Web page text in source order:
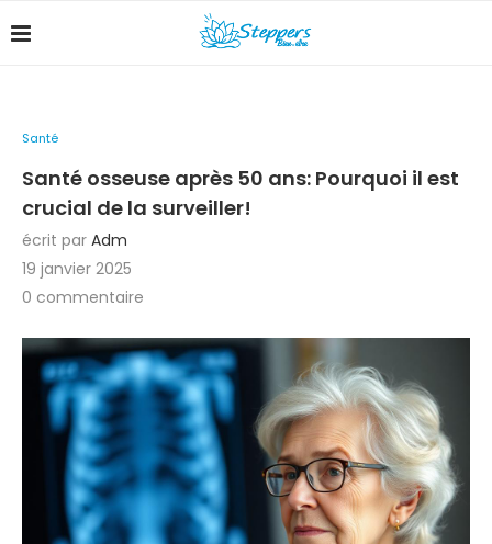
Santé
Santé osseuse après 50 ans: Pourquoi il est
crucial de la surveiller!
écrit par Adm
19 janvier 2025
0 commentaire